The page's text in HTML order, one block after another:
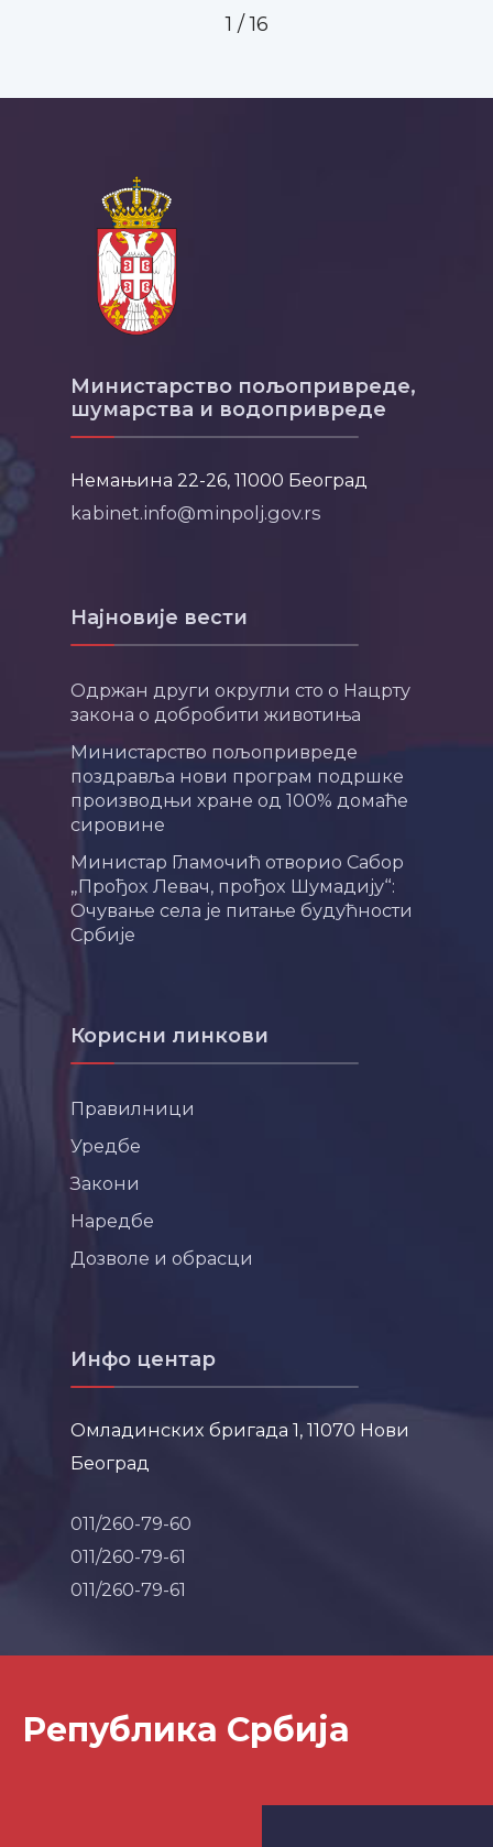
1 / 16
Министарство пољопривреде,
шумарства и водопривреде
Немањина 22-26, 11000 Београд
kabinet.info@minpolj.gov.rs
Најновије вести
Одржан други округли сто о Нацрту
закона о добробити животиња
Министарство пољопривреде
поздравља нови програм подршке
производњи хране од 100% домаће
сировине
Министар Гламочић отворио Сабор
„Прођох Левач, прођох Шумадију“:
Очување села је питање будућности
Србије
Корисни линкови
Правилници
Уредбе
Закони
Наредбе
Дозволе и обрасци
Инфо центар
Омладинских бригада 1, 11070 Нови
Београд
011/260-79-60
011/260-79-61
011/260-79-61
Република Србија